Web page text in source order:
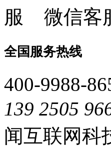
微信客
全国服务热线
400-9988-
139 2505
闻互联网科